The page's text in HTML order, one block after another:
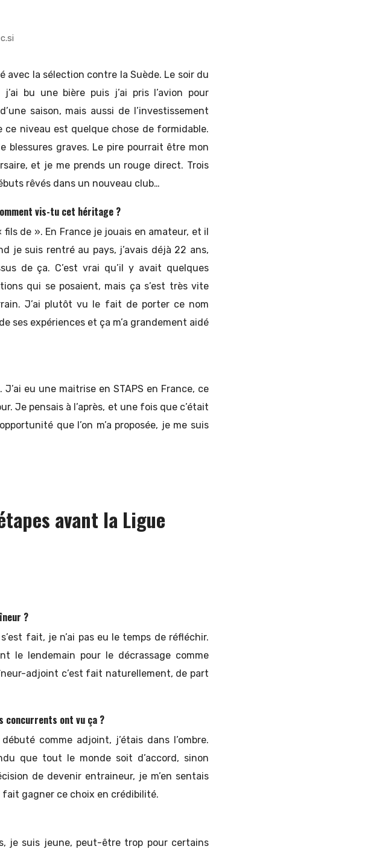
avec la sélection contre la Suède. Le soir du
bu une bière puis j’ai pris l’avion pour
saison, mais aussi de l’investissement
ce niveau est quelque chose de formidable.
blessures graves. Le pire pourrait être mon
et je me prends un rouge direct. Trois
rêvés dans un nouveau club…
vis-tu cet héritage ?
de ». En France je jouais en amateur, et il
je suis rentré au pays, j’avais déjà 22 ans,
de ça. C’est vrai qu’il y avait quelques
qui se posaient, mais ça s’est très vite
J’ai plutôt vu le fait de porter ce nom
ses expériences et ça m’a grandement aidé
eu une maitrise en STAPS en France, ce
Je pensais à l’après, et une fois que c’était
que l’on m’a proposée, je me suis
avant la Ligue
?
fait, je n’ai pas eu le temps de réfléchir.
le lendemain pour le décrassage comme
adjoint c’est fait naturellement, de part
concurrents ont vu ça ?
comme adjoint, j’étais dans l’ombre.
que tout le monde soit d’accord, sinon
de devenir entraineur, je m’en sentais
fait gagner ce choix en crédibilité.
je suis jeune, peut-être trop pour certains